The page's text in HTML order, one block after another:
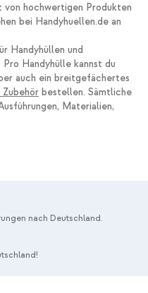
von hochwertigen Produkten
bei Handyhuellen.de an
Handyhüllen und
Pro Handyhülle kannst du
auch ein breitgefächertes
Zubehör bestellen. Sämtliche
Materialien,
nach Deutschland.